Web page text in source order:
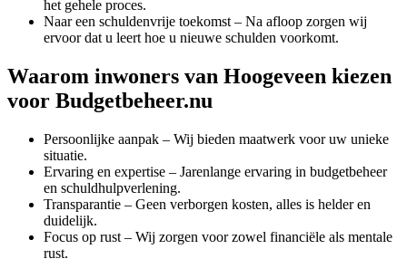
het gehele proces.
Naar een schuldenvrije toekomst – Na afloop zorgen wij
ervoor dat u leert hoe u nieuwe schulden voorkomt.
Waarom inwoners van Hoogeveen kiezen
voor Budgetbeheer.nu
Persoonlijke aanpak – Wij bieden maatwerk voor uw unieke
situatie.
Ervaring en expertise – Jarenlange ervaring in budgetbeheer
en schuldhulpverlening.
Transparantie – Geen verborgen kosten, alles is helder en
duidelijk.
Focus op rust – Wij zorgen voor zowel financiële als mentale
rust.